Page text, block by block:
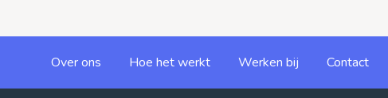
Over ons Hoe het werkt Werken bij Contact